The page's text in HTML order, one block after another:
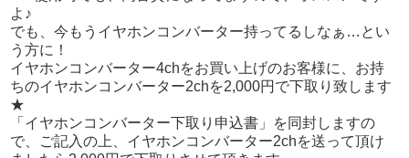
よ♪
でも、今もうイヤホンコンバーター持ってるしなぁ…とい
う方に！
イヤホンコンバーター4chをお買い上げのお客様に、お持
ちのイヤホンコンバーター2chを2,000円で下取り致します
★
「イヤホンコンバーター下取り申込書」を同封しますの
で、ご記入の上、イヤホンコンバーター2chを送って頂け